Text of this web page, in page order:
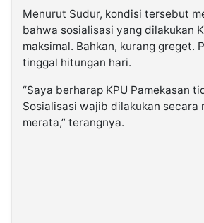
Menurut Sudur, kondisi tersebut
bahwa sosialisasi yang dilakukan
maksimal. Bahkan, kurang greget.
tinggal hitungan hari.
“Saya berharap KPU Pamekasan
Sosialisasi wajib dilakukan secara
merata,” terangnya.